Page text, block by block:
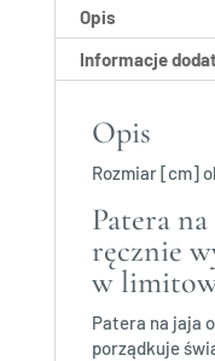
Opis
Informacje
Opis
Rozmiar [cm]
Patera
ręcznie
w
Patera na jaja
porządkuje